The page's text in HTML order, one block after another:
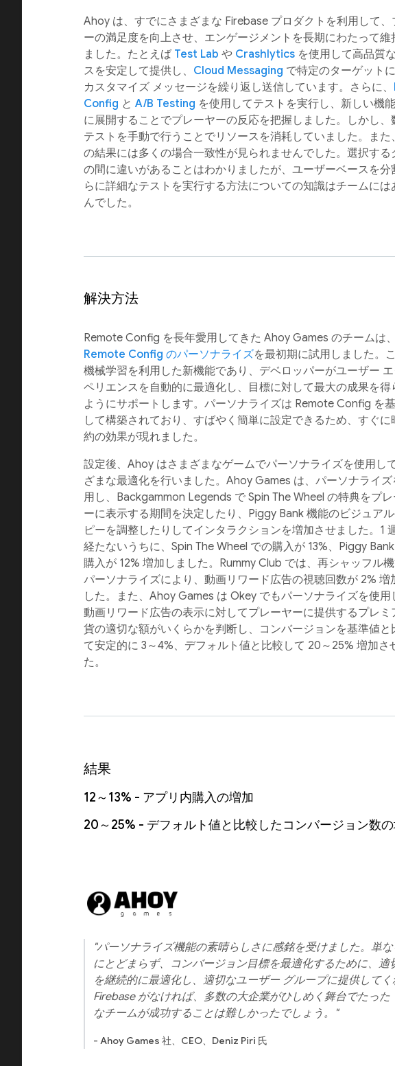
Ahoy は、すでにさまざまな Firebase プロダクトを利用して、
ーの満足度を向上させ、エンゲージメントを長期にわたって維
ました。たとえば Test Lab や Crashlytics を使用して高品質
スを安定して提供し、 Cloud Messaging で特定のターゲット
カスタマイズ メッセージを繰り返し送信しています。さらに、
Config と A/B Testing を使用してテストを実行し、新しい機
に展開することでプレーヤーの反応を把握しました。しかし、
テストを手動で行うことでリソースを消耗していました。また
の結果には多くの場合一致性が見られませんでした。選択する
の間に違いがあることはわかりましたが、ユーザーベースを分
らに詳細なテストを実行する方法についての知識はチームには
んでした。
解決方法
Remote Config を長年愛用してきた Ahoy Games のチームは、
Remote Config のパーソナライズを最初期に試用しました。
機械学習を利用した新機能であり、デベロッパーがユーザー エ
ペリエンスを自動的に最適化し、目標に対して最大の成果を得
ようにサポートします。パーソナライズは Remote Config を
して構築されており、すばやく簡単に設定できるため、すぐに
約の効果が現れました。
設定後、Ahoy はさまざまなゲームでパーソナライズを使用し
ざまな最適化を行いました。Ahoy Games は、パーソナライズ
用し、Backgammon Legends で Spin The Wheel の特典をプレ
ーに表示する期間を決定したり、Piggy Bank 機能のビジュア
ピーを調整したりしてインタラクションを増加させました。1
経たないうちに、Spin The Wheel での購入が 13%、Piggy
購入が 12% 増加しました。Rummy Club では、再シャッフル
パーソナライズにより、動画リワード広告の視聴回数が 2% 増
した。また、Ahoy Games は Okey でもパーソナライズを使用
動画リワード広告の表示に対してプレーヤーに提供するプレミ
貨の適切な額がいくらかを判断し、コンバージョンを基準値と
て安定的に 3～4%、デフォルト値と比較して 20～25% 増加さ
た。
結果
12～13% - アプリ内購入の増加
20～25% - デフォルト値と比較したコンバージョン数
"パーソナライズ機能の素晴らしさに感銘を受けました。単
にとどまらず、コンバージョン目標を最適化するために、適
を継続的に最適化し、適切なユーザー グループに提供してく
Firebase がなければ、多数の大企業がひしめく舞台でたった
なチームが成功することは難しかったでしょう。"
- Ahoy Games 社、CEO、Deniz Piri 氏